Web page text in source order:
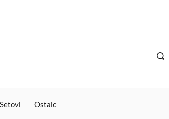
Setovi Ostalo